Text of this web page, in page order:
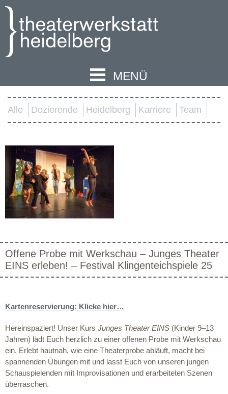
MENÜ
Alle Dozierende Heidelberg Karriere Team
Offene Probe mit Werkschau – Junges Theater
EINS erleben! – Festival Klingenteichspiele 25
Kartenreservierung: Klicke hier…
Hereinspaziert! Unser Kurs Junges Theater EINS (Kinder 9–13
Jahren) lädt Euch herzlich zu einer offenen Probe mit Werkschau
ein. Erlebt hautnah, wie eine Theaterprobe abläuft, macht bei
spannenden Übungen mit und lasst Euch von unseren jungen
Schauspielenden mit Improvisationen und erarbeiteten Szenen
überraschen.